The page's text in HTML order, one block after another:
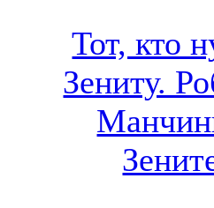
Тот, кто
Зениту.